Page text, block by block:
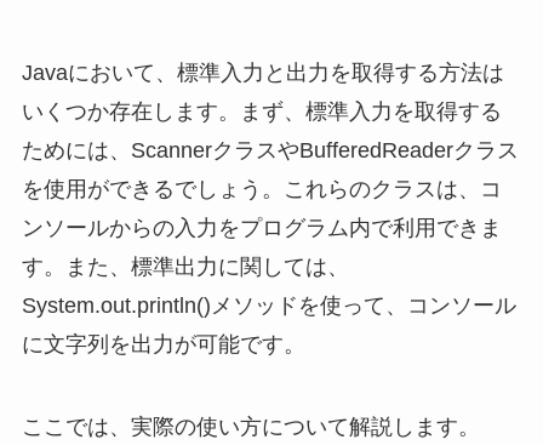
Javaにおいて、標準入力と出力を取得する方法は
いくつか存在します。まず、標準入力を取得する
ためには、ScannerクラスやBufferedReaderクラス
を使用ができるでしょう。これらのクラスは、コ
ンソールからの入力をプログラム内で利用できま
す。また、標準出力に関しては、
System.out.println()メソッドを使って、コンソール
に文字列を出力が可能です。
ここでは、実際の使い方について解説します。